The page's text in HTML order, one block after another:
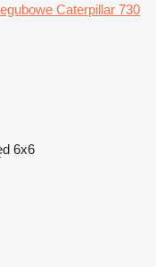
Caterpillar 730
6x6